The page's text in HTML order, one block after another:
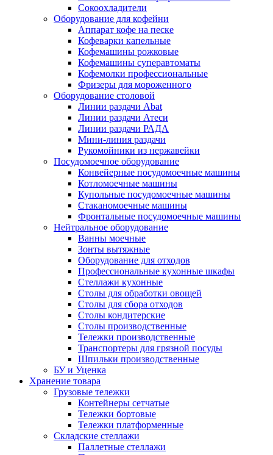
Сокоохладители
Оборудование для кофейни
Аппарат кофе на песке
Кофеварки капельные
Кофемашины рожковые
Кофемашины суперавтоматы
Кофемолки профессиональные
Фризеры для мороженного
Оборудование столовой
Линии раздачи Abat
Линии раздачи Атеси
Линии раздачи РАДА
Мини-линия раздачи
Рукомойники из нержавейки
Посудомоечное оборудование
Конвейерные посудомоечные машины
Котломоечные машины
Купольные посудомоечные машины
Стаканомоечные машины
Фронтальные посудомоечные машины
Нейтральное оборудование
Ванны моечные
Зонты вытяжные
Оборудование для отходов
Профессиональные кухонные шкафы
Стеллажи кухонные
Столы для обработки овощей
Столы для сбора отходов
Столы кондитерские
Столы производственные
Тележки производственные
Транспортеры для грязной посуды
Шпильки производственные
БУ и Уценка
Хранение товара
Грузовые тележки
Контейнеры сетчатые
Тележки бортовые
Тележки платформенные
Складские стеллажи
Паллетные стеллажи